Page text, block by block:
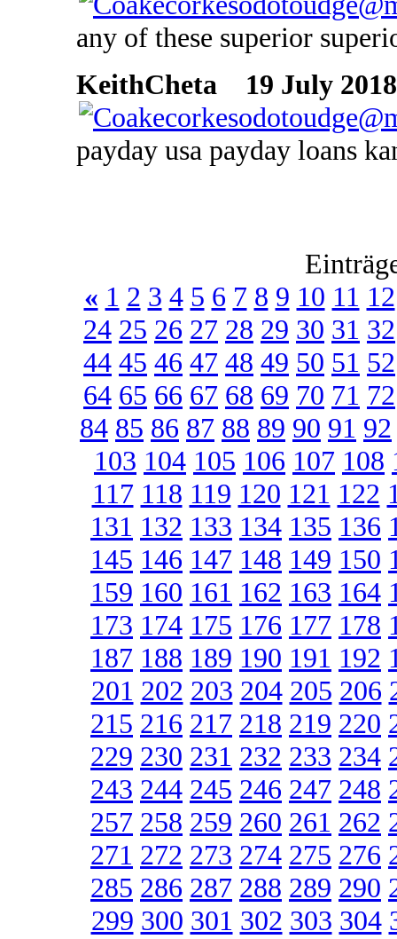
any of these superior
KeithCheta
19 July
payday usa payday loans
« 1 2 3 4 5 6 7 8 9 10 11 12
24 25 26 27 28 29 30 31 32
44 45 46 47 48 49 50 51 52
64 65 66 67 68 69 70 71 72
84 85 86 87 88 89 90 91 92
103 104 105 106 107 108
117 118 119 120 121 122
131 132 133 134 135 136
145 146 147 148 149 150
159 160 161 162 163 164
173 174 175 176 177 178
187 188 189 190 191 192
201 202 203 204 205 206
215 216 217 218 219 220
229 230 231 232 233 234
243 244 245 246 247 248
257 258 259 260 261 262
271 272 273 274 275 276
285 286 287 288 289 290
299 300 301 302 303 304